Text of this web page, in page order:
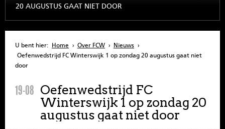
INFORMATIE
JEUGD
SENIOREN
20 AUGUSTUS GAAT NIET DOOR
U bent hier: Home › Over FCW › Nieuws ›
Oefenwedstrijd FC Winterswijk 1 op zondag 20 augustus gaat niet
door
19-08 Oefenwedstrijd FC
Winterswijk 1 op zondag 20
augustus gaat niet door